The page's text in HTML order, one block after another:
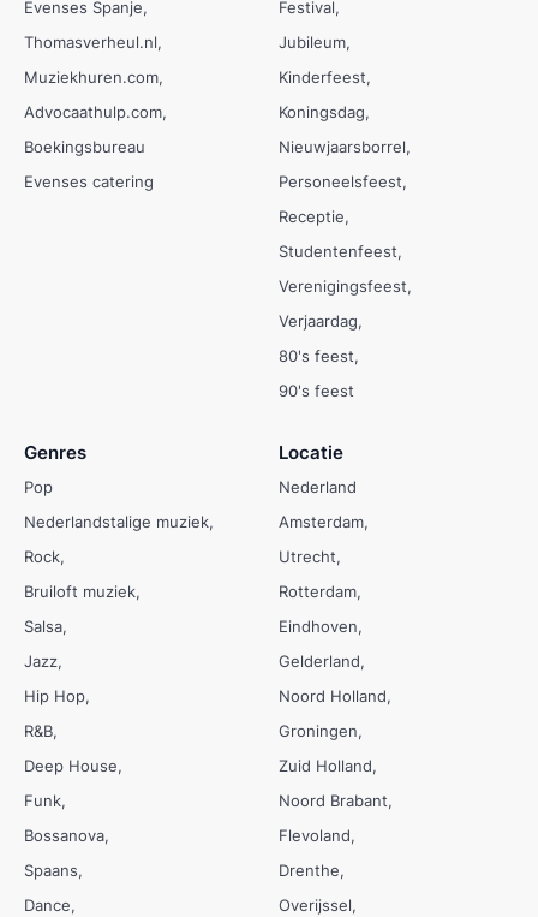
Evenses Spanje
Thomasverheul.nl
Muziekhuren.com
Advocaathulp.com
Boekingsbureau
Evenses catering
Festival
Jubileum
Kinderfeest
Koningsdag
Nieuwjaarsborrel
Personeelsfeest
Receptie
Studentenfeest
Verenigingsfeest
Verjaardag
80's feest
90's feest
Genres
Pop
Nederlandstalige muziek
Rock
Bruiloft muziek
Salsa
Jazz
Hip Hop
R&B
Deep House
Funk
Bossanova
Spaans
Dance
Locatie
Nederland
Amsterdam
Utrecht
Rotterdam
Eindhoven
Gelderland
Noord Holland
Groningen
Zuid Holland
Noord Brabant
Flevoland
Drenthe
Overijssel